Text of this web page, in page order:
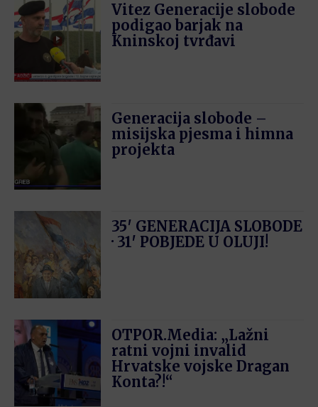
Vitez Generacije slobode
podigao barjak na
Kninskoj tvrđavi
Generacija slobode –
misijska pjesma i himna
projekta
35′ GENERACIJA SLOBODE
· 31′ POBJEDE U OLUJI!
OTPOR.Media: „Lažni
ratni vojni invalid
Hrvatske vojske Dragan
Konta?!“